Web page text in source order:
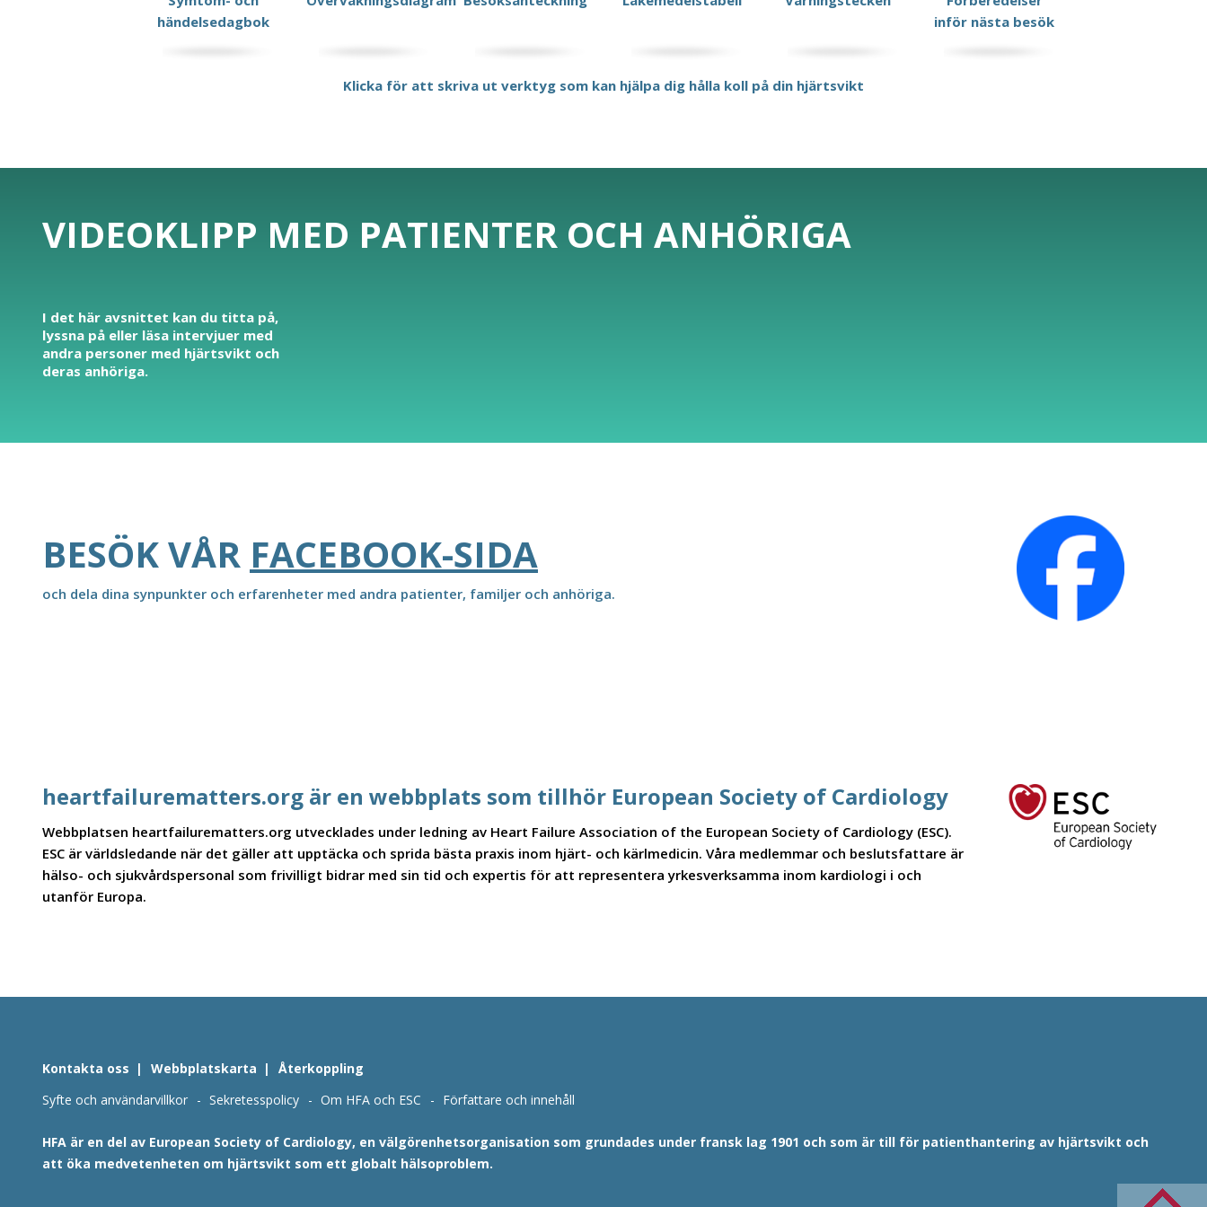
händelsedagbok
inför nästa besök
Klicka för att skriva ut verktyg som kan hjälpa dig hålla koll på din hjärtsvikt
VIDEOKLIPP MED PATIENTER OCH ANHÖRIGA
I det här avsnittet kan du titta på,
lyssna på eller läsa intervjuer med
andra personer med hjärtsvikt och
deras anhöriga.
BESÖK VÅR FACEBOOK-SIDA
och dela dina synpunkter och erfarenheter med andra patienter, familjer och anhöriga.
heartfailurematters.org är en webbplats som tillhör European Society of Cardiology
Webbplatsen heartfailurematters.org utvecklades under ledning av Heart Failure Association of the European Society of Cardiology (ESC).
ESC är världsledande när det gäller att upptäcka och sprida bästa praxis inom hjärt- och kärlmedicin. Våra medlemmar och beslutsfattare är
hälso- och sjukvårdspersonal som frivilligt bidrar med sin tid och expertis för att representera yrkesverksamma inom kardiologi i och
utanför Europa.
Kontakta oss Webbplatskarta
Återkoppling
Syfte och användarvillkor
Sekretesspolicy Om HFA och ESC Författare och innehåll
HFA är en del av European Society of Cardiology, en välgörenhetsorganisation som grundades under fransk lag 1901 och som är till för patienthantering av hjärtsvikt och
att öka medvetenheten om hjärtsvikt som ett globalt hälsoproblem.